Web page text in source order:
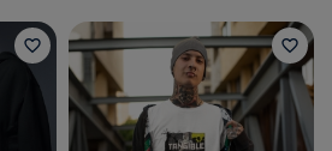
favorite_border favorite_border